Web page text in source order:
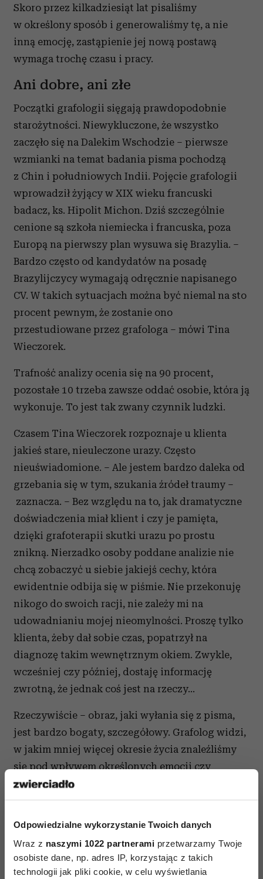
Odpowiedzialne wykorzystanie Twoich danych
Wraz z naszymi 1022 partnerami przetwarzamy Twoje
osobiste dane, np. adres IP, korzystając z takich
technologii jak pliki cookie, w celu wyświetlania
Skoro przez kilkadziesiąt lat pisaliśmy
w określony sposób i generowaliśmy tę, a nie
inną emocję, zastąpienie jej nową postawą
wymaga trochę czasu i pracy.
Ani dobre, ani złe
Początki grafologii sięgają prawdopodobnie
starożytności. Niewykluczone, że wszystko
zaczęło się na Dalekim Wschodzie – pierwsze
wzmianki na temat badania pisma pochodzą
z Chin i południowych Indii. Pojęcie grafologii
wprowadził żyjący w XIX wieku francuski
badacz, ks. Hipolit Michon. Dziś szczególnie
cenione są szkoła niemiecka i francuska, poza
Europą na pierwszy plan wysuwa się Brazylia. –
Bardzo często od kandydatów na posadę
Brazylijczycy wymagają odręcznie napisanego
CV. W takich sytuacjach można być niemal na sto
procent pewnym, że zostanie ono
przestudiowane przez grafologa – mówi Tina
Wieczorek.
Trafność analizy ocenia się na 90 procent,
pozostałe 10 trzeba zawsze oddać osobie, która ją
wykonuje. To jest tak zwany czynnik ludzki.
Czasem Tina Wieczorek rozpoznaje u klienta
jakieś stare, nieuleczone urazy. Często
nieuświadomione. – Ale jestem bardzo daleka od
grzebania się w tym, szukania źródeł traumy –
zaznacza. – Bez względu na to, jak dramatyczne
doświadczenia miał klient i czy je pamięta,
dzięki grafoterapii skutki urazu po prostu
znikną. Nierzadko osoby poddane analizie nie
chcą zobaczyć u siebie jakiejś cechy, która
ewidentnie odbija się w piśmie. Nie przekonuję
nikogo do swoich racji, nie zależy mi na
udowadnianiu mojej nieomylności. Proszę tylko
klienta, żeby dał sobie czas, popatrzył na
diagnozę takim wewnętrznym okiem. Zwykle,
wcześniej czy później, dostaję informację
zwrotną, że jednak coś jest na rzeczy...
Rzeczywiście – obraz, jaki wyłania się z pisma,
jest bardzo bogaty, szczegółowy. Grafolog widzi,
w jakim mniej więcej okresie życia znaleźliśmy
się pod wpływem określonych emocji czy
wzorców zachowań i jak czuliśmy się w chwili,
kiedy pisaliśmy przeznaczoną do analizy próbkę.
połączenia między nimi, wielkość pisma. Na
początku Tina Wieczorek zaleca pracę z dwoma